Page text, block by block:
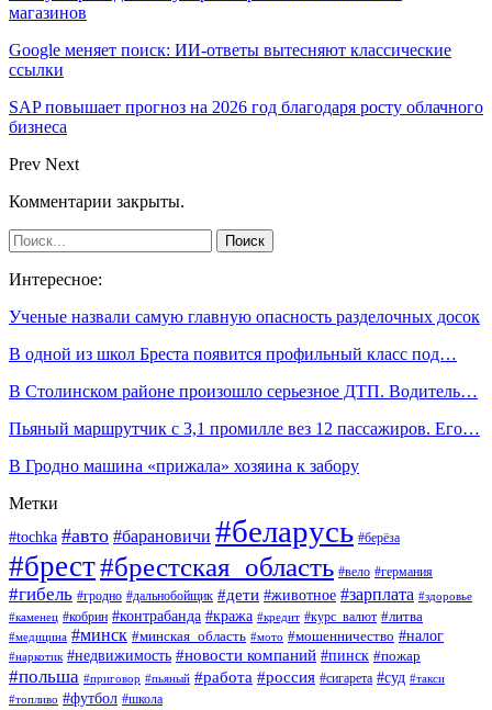
магазинов
Google меняет поиск: ИИ-ответы вытесняют классические
ссылки
SAP повышает прогноз на 2026 год благодаря росту облачного
бизнеса
Prev Next
Комментарии закрыты.
Интересное:
Ученые назвали самую главную опасность разделочных досок
В одной из школ Бреста появится профильный класс под…
В Столинском районе произошло серьезное ДТП. Водитель…
Пьяный маршрутчик с 3,1 промилле вез 12 пассажиров. Его…
В Гродно машина «прижала» хозяина к забору
Метки
#tochka #авто #барановичи #беларусь #берёза
#брест#брестская_область #вело #германия
#гибель #гродно #дальнобойщик #дети #животное #зарплата #здоровье
#каменец #кобрин #контрабанда #кража #кредит #курс_валют #литва
#медицина #минск #минская_область #мото #мошенничество #налог
#наркотик #недвижимость #новости компаний #пинск #пожар
#польша #приговор #пьяный #работа #россия #сигарета #суд #такси
#топливо #футбол #школа